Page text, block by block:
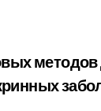
методов